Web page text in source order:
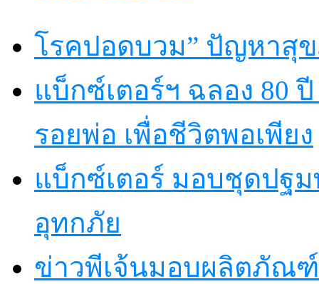
โรคปอดบวม” ปัญหาสุ
แบ็กซ์เตอร์ฯ ฉลอง 80
รอยพ่อ เพื่อชีวิตพอเพียง
แบ็กซ์เตอร์ มอบชุดปฐ
อุทกภัย
ข่าวพีเจ้นมอบผลิตภัณ